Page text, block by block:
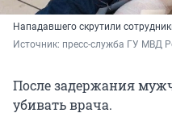
Нападавшего скрутили
Источник: пресс-служба ГУ МВД
После задержания
убивать врача.